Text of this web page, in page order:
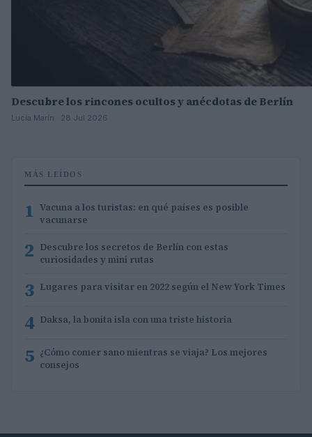
Descubre los rincones ocultos y anécdotas de Berlín
Lucía Marín · 28 Jul 2026
MÁS LEÍDOS
1 Vacuna a los turistas: en qué países es posible
vacunarse
2 Descubre los secretos de Berlín con estas
curiosidades y mini rutas
3 Lugares para visitar en 2022 según el New York Times
4 Daksa, la bonita isla con una triste historia
5 ¿Cómo comer sano mientras se viaja? Los mejores
consejos